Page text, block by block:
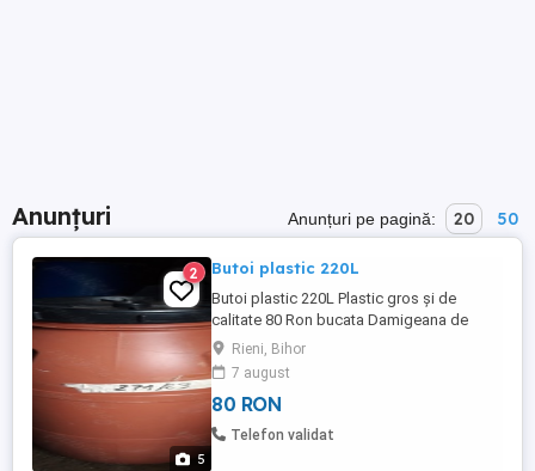
Anunțuri Anunțuri pe pagină: 20 50
5
2 Butoi plastic 220L
Butoi plastic 220L Plastic gros și de
calitate 80 Ron bucata Damigeana de
sticla 54 L 85 Ron Butoi 1000L 350 Ron
Butoaiele nu sunt noi au fost folosite o
data Trebuie spalate!!! Le vând pt. Că nu le
mai folosesc O721,243,336
Rieni, Bihor
7 august
80 RON
Telefon validat